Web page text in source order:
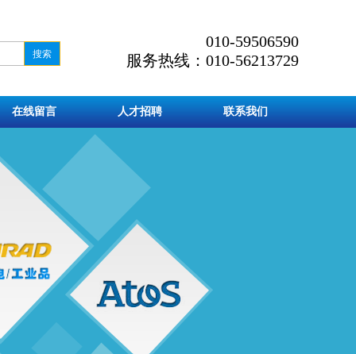
010-59506590
服务热线：010-56213729
在线留言 人才招聘 联系我们